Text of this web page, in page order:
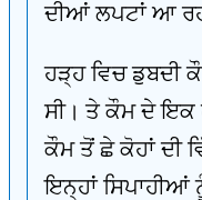
ਦੀਆਂ ਲਪਟਾਂ ਆ
ਹੜ੍ਹ ਵਿਚ ਡੁਬਦੀ
ਸੀ। ਤੇ ਕੌਮ ਦੇ ਇਕ
ਕੌਮ ਤੋਂ ਛੇ ਕੋਹਾਂ ਦੀ
ਇਨ੍ਹਾਂ ਸਿਪਾਹੀਆਂ